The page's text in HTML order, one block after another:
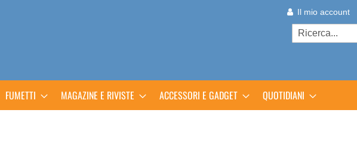
Il mio account
Cerca
FUMETTI MAGAZINE E RIVISTE ACCESSORI E GADGET QUOTIDIANI